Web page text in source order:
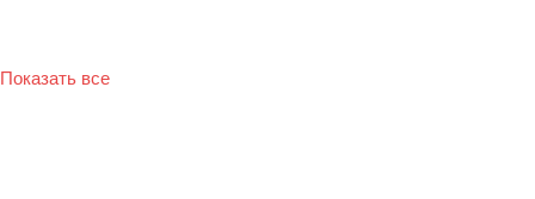
Показать все